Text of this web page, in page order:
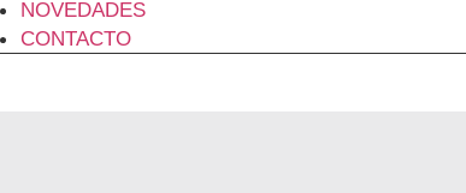
NOVEDADES
CONTACTO